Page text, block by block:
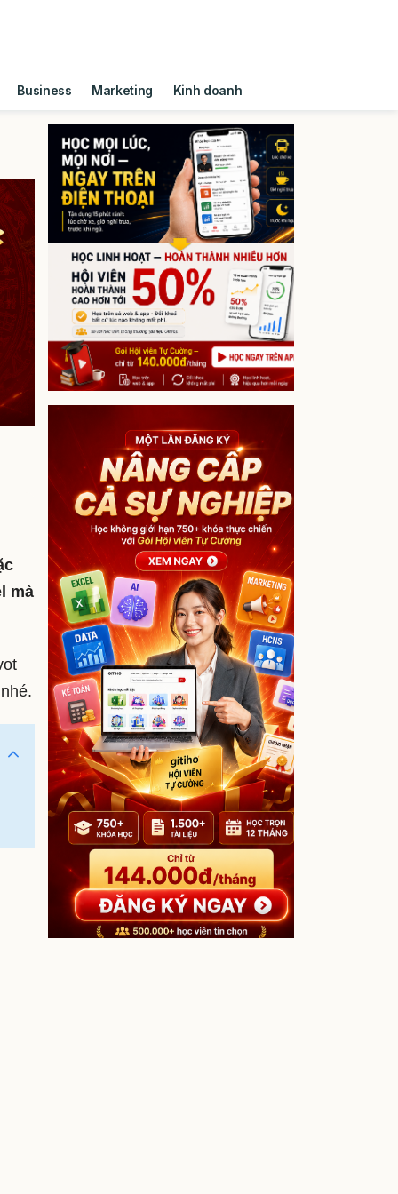
Business Marketing Kinh doanh
mà